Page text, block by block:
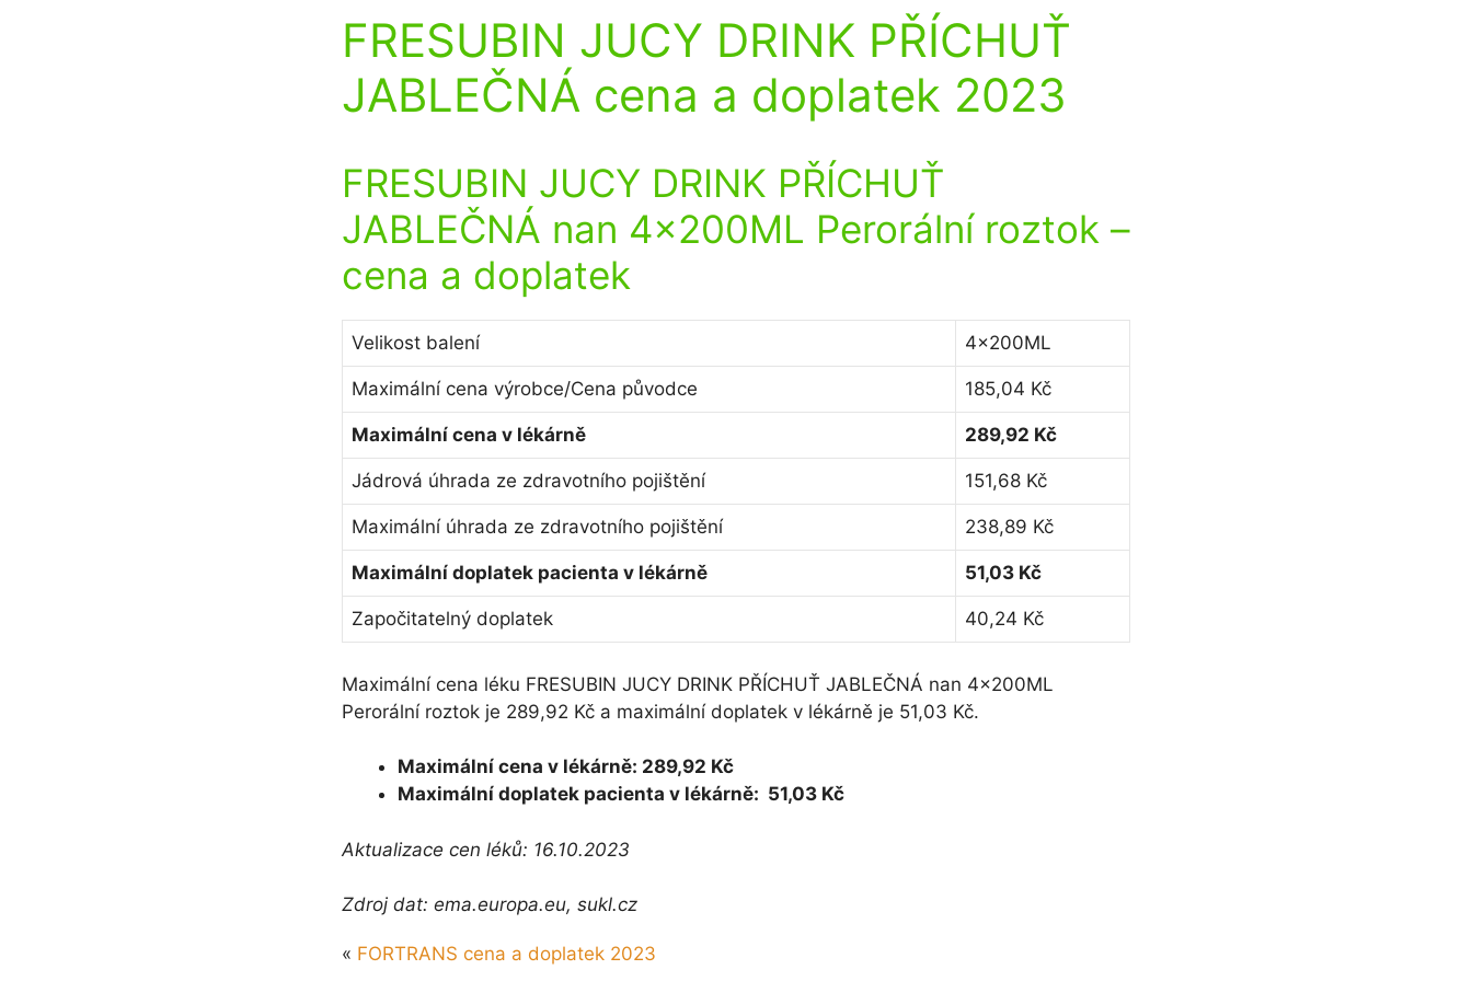
FRESUBIN JUCY DRINK PŘÍCHUŤ
JABLEČNÁ cena a doplatek 2023
FRESUBIN JUCY DRINK PŘÍCHUŤ
JABLEČNÁ nan 4x200ML Perorální roztok –
cena a doplatek
Velikost balení 4x200ML
Maximální cena výrobce/Cena původce 185,04 Kč
Maximální cena v lékárně 289,92 Kč
Jádrová úhrada ze zdravotního pojištění 151,68 Kč
Maximální úhrada ze zdravotního pojištění 238,89 Kč
Maximální doplatek pacienta v lékárně 51,03 Kč
Započitatelný doplatek 40,24 Kč
Maximální cena léku FRESUBIN JUCY DRINK PŘÍCHUŤ JABLEČNÁ nan 4x200ML
Perorální roztok je 289,92 Kč a maximální doplatek v lékárně je 51,03 Kč.
Maximální cena v lékárně: 289,92 Kč
Maximální doplatek pacienta v lékárně: 51,03 Kč
Aktualizace cen léků: 16.10.2023
Zdroj dat: ema.europa.eu, sukl.cz
« FORTRANS cena a doplatek 2023